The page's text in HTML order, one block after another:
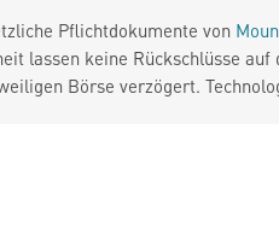
Pflichtdokumente von
lassen keine Rückschlüsse
Börse verzögert.